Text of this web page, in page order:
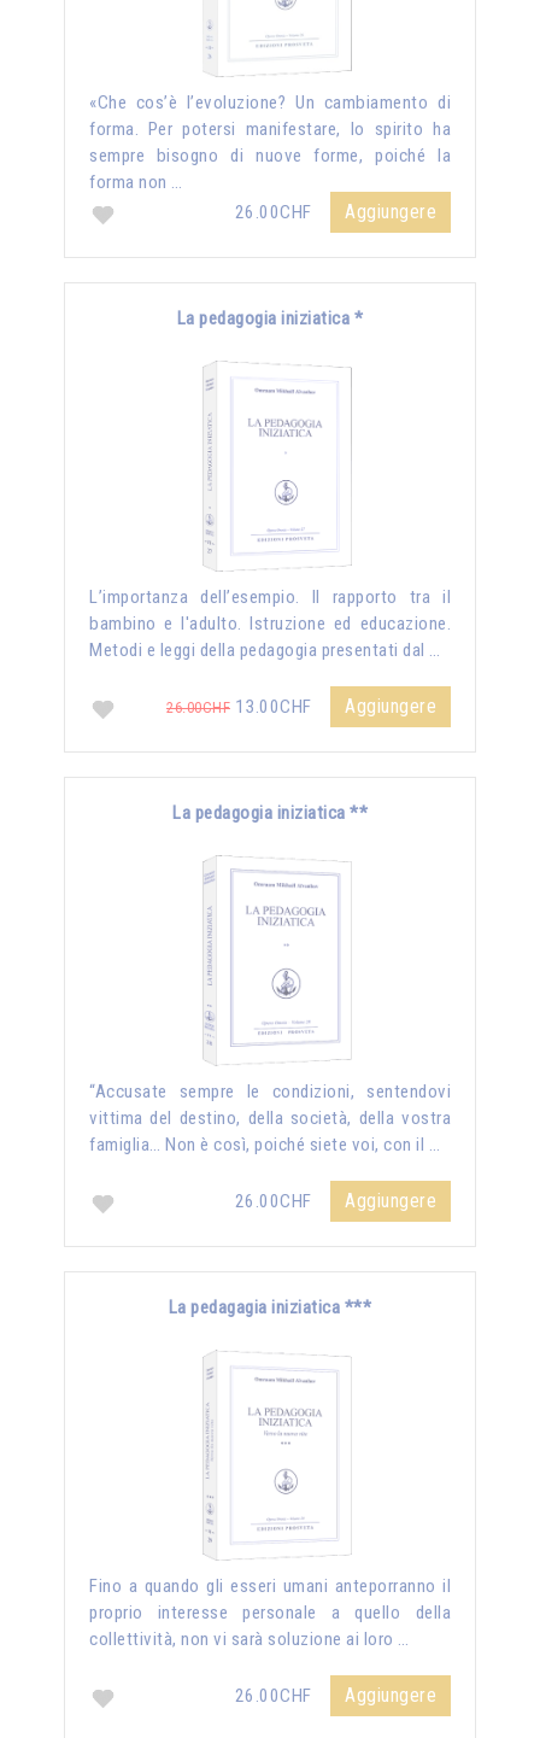
«Che cos’è l’evoluzione? Un cambiamento di
forma. Per potersi manifestare, lo spirito ha
sempre bisogno di nuove forme, poiché la
forma non …
26.00CHF
Aggiungere
La pedagogia iniziatica *
L’importanza dell’esempio. Il rapporto tra il
bambino e l'adulto. Istruzione ed educazione.
Metodi e leggi della pedagogia presentati dal …
26.00CHF 13.00CHF Aggiungere
La pedagogia iniziatica **
“Accusate sempre le condizioni, sentendovi
vittima del destino, della società, della vostra
famiglia… Non è così, poiché siete voi, con il …
26.00CHF Aggiungere
La pedagagia iniziatica ***
Fino a quando gli esseri umani anteporranno il
proprio interesse personale a quello della
collettività, non vi sarà soluzione ai loro …
26.00CHF Aggiungere